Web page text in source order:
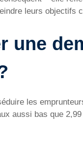
leurs objectifs
une
les
aussi bas que